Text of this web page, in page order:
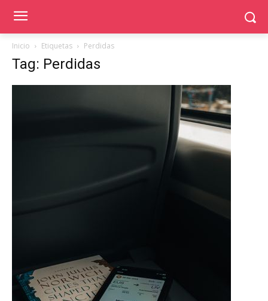
Inicio Etiquetas Perdidas
Tag: Perdidas